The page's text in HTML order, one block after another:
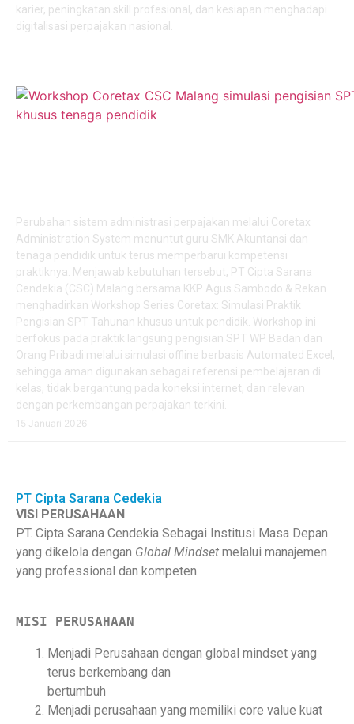
karier, peningkatan skill profesional, dan kesiapan menghadapi
digitalisasi perpajakan nasional.
Perubahan sistem administrasi perpajakan melalui Coretax
Administration System menuntut guru SMK Akuntansi dan
tenaga pendidik untuk terus memperbarui kompetensi
praktiknya. Menjawab kebutuhan tersebut, PT Cipta Sarana
Cendekia (CSC) Malang bersama KKP Agus Sambodo & Rekan
menghadirkan Workshop Series Coretax: Simulasi Praktik
Pengisian SPT Tahunan khusus untuk pendidik. Workshop ini
berfokus pada praktik langsung pengisian SPT WP Badan dan
Orang Pribadi melalui simulasi offline berbasis Automated Excel,
sehingga aman digunakan sebagai referensi pembelajaran di
kelas, tidak bergantung pada koneksi internet, dan relevan
dengan perkembangan perpajakan terkini.
15 Januari 2026
PT Cipta Sarana Cedekia
VISI PERUSAHAAN
PT. Cipta Sarana Cendekia Sebagai Institusi Masa Depan
yang dikelola dengan Global Mindset melalui manajemen
yang professional dan kompeten.
MISI PERUSAHAAN
Menjadi Perusahaan dengan global mindset yang
terus berkembang dan
bertumbuh
Menjadi perusahaan yang memiliki core value kuat